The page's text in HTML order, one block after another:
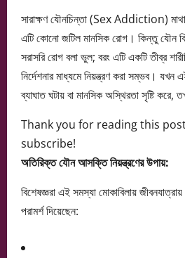
সারাক্ষণ যৌনচিন্তা (Sex Addiction)
এটি কোনো জটিল মানসিক রোগ। কিন্তু যৌন
সরাসরি রোগ বলা ভুল; বরং এটি একটি তীব্র
নির্দেশনার মাধ্যমে নিয়ন্ত্রণ করা সম্ভব।
ব্যাঘাত ঘটায় বা মানসিক অস্থিরতা সৃষ্টি
Thank you for reading this
subscribe!
অতিরিক্ত যৌন আসক্তি নিয়ন্ত্রণের উপায়:
বিশেষজ্ঞরা এই সমস্যা মোকাবিলায়
পরামর্শ দিয়েছেন: